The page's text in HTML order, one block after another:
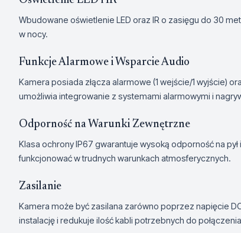
Wbudowane oświetlenie LED oraz IR o zasięgu do 30
w nocy.
Funkcje Alarmowe i Wsparcie Audio
Kamera posiada złącza alarmowe (1 wejście/1 wyjście)
umożliwia integrowanie z systemami alarmowymi i
Odporność na Warunki Zewnętrzne
Klasa ochrony IP67 gwarantuje wysoką odporność na
funkcjonować w trudnych warunkach atmosferycznych.
Zasilanie
Kamera może być zasilana zarówno poprzez napięcie
instalację i redukuje ilość kabli potrzebnych do